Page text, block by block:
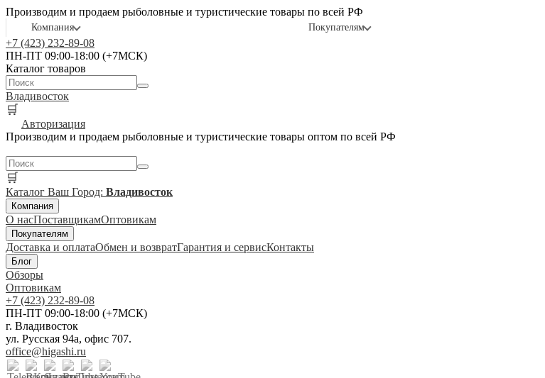
Производим и продаем рыболовные и туристические товары по всей РФ
Компания Покупателям
+7 (423) 232-89-08
ПН-ПТ 09:00-18:00 (+7МСК)
Каталог товаров
Владивосток
🛒
Авторизация
Производим и продаем рыболовные и туристические товары оптом по всей РФ
🛒
Каталог Ваш Город: Владивосток
Компания
О насПоставщикамОптовикам
Покупателям
Доставка и оплатаОбмен и возвратГарантия и сервисКонтакты
Блог
Обзоры
Оптовикам
+7 (423) 232-89-08
ПН-ПТ 09:00-18:00 (+7МСК)
г. Владивосток
ул. Русская 94а, офис 707.
office@higashi.ru